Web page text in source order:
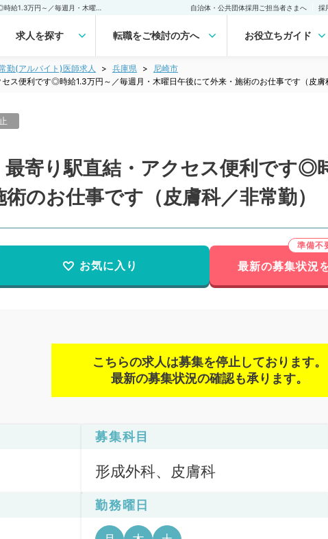
自治体・公共団体採用ご担当者さまへ 採
求人を探す 転職をご検討の方へ お役立ちガイド
勤(アルバイト)医師求人 兵庫県
尼崎市
ス便利です◎時給1.3万円～／毎週月・木曜日午後にて外来・施術のお仕事です（皮膚
最寄り駅直結・アクセス便利です◎
のお仕事です（皮膚科／非常勤）
お気に入り 最新の募集状況
こちらの求人は募集を停止しております。
最新の募集状況の確認も承ります。
募集科目
形成外科、皮膚科
勤務曜日